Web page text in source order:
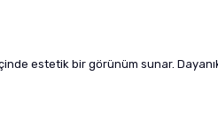
estetik bir görünüm sunar.